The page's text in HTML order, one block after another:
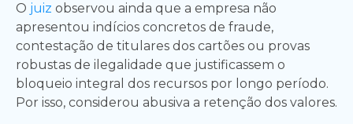
O juiz observou ainda que a empresa não
apresentou indícios concretos de fraude,
contestação de titulares dos cartões ou provas
robustas de ilegalidade que justificassem o
bloqueio integral dos recursos por longo período.
Por isso, considerou abusiva a retenção dos valores.